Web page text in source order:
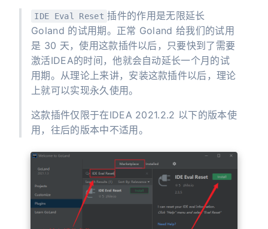
IDE Eval Reset 插件的作用是无限延长
Goland 的试用期。正常 Goland 给我们的试用
是 30 天，使用这款插件以后，只要快到了需要
激活IDEA的时间，他就会自动延长一个月的试
用期。从理论上来讲，安装这款插件以后，理论
上就可以实现永久使用。
这款插件仅限于在IDEA 2021.2.2 以下的版本使
用，往后的版本中不适用。